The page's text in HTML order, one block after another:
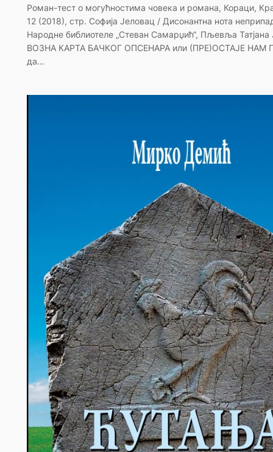
Роман-тест о могућностима човека и романа, Кораци,
12 (2018), стр. Софија Јеловац / Дисонантна нота
Народне библиотеле „Стеван Самарџић“, Пљевља Татјана
ВОЗНА КАРТА БАЧКОГ ОПСЕНАРА или (ПРЕ)ОСТАЈЕ НАМ
да…